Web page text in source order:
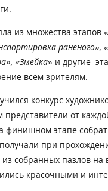
из множества этапов «
раненого»,
«Змейка» и другие
всем зрителям.
конкурс
представители от
этапе
при
собранных пазлов на
красочными и